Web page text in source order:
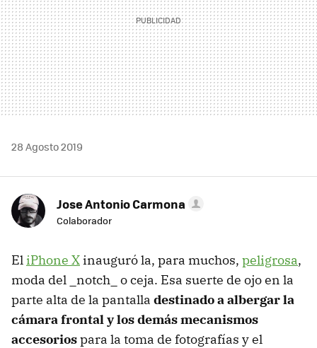
28 Agosto 2019
Jose Antonio Carmona
Colaborador
El iPhone X inauguró la, para muchos, peligrosa,
moda del _notch_ o ceja. Esa suerte de ojo en la
parte alta de la pantalla destinado a albergar la
cámara frontal y los demás mecanismos
accesoriospara la toma de fotografías y el